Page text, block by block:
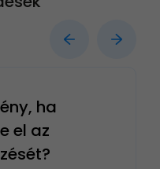
ha
el az